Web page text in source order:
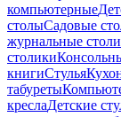
компьютерные
столыСадовые
журнальные
столики
книгиСтулья
табуреты
креслаДетские